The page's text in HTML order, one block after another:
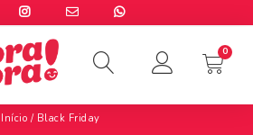
Início / Black Friday